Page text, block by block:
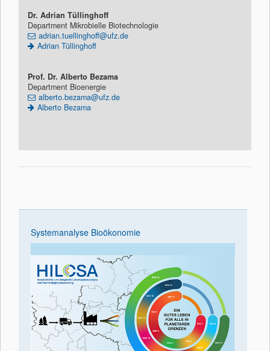
Dr. Adrian Tüllinghoff
Department Mikrobielle Biotechnologie
adrian.tuellinghoff@ufz.de
Adrian Tüllinghoff
Prof. Dr. Alberto Bezama
Department Bioenergie
alberto.bezama@ufz.de
Alberto Bezama
Systemanalyse Bioökonomie